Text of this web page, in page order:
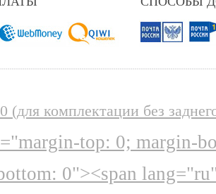
(для комплектации без
top: 0; margin-
0"><span